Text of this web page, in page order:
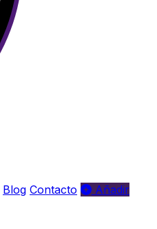
Blog Contacto
Añadir